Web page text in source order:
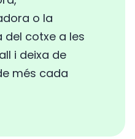
o la
del cotxe a les
i deixa de
més cada